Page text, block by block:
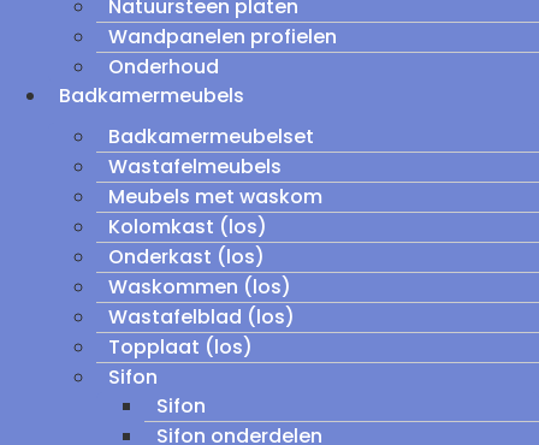
Natuursteen platen
Wandpanelen profielen
Onderhoud
Badkamermeubels
Badkamermeubelset
Wastafelmeubels
Meubels met waskom
Kolomkast (los)
Onderkast (los)
Waskommen (los)
Wastafelblad (los)
Topplaat (los)
Sifon
Sifon
Sifon onderdelen